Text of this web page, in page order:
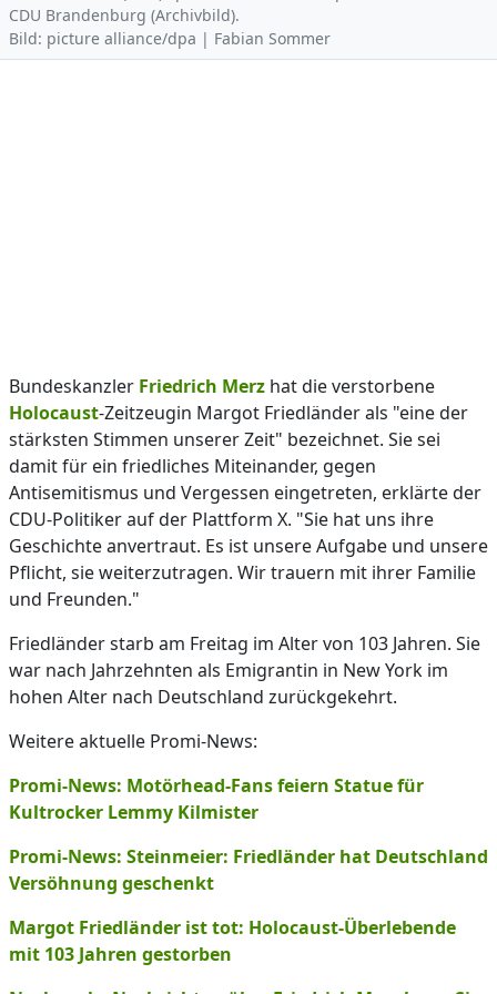
CDU Brandenburg (Archivbild).
Bild: picture alliance/dpa | Fabian Sommer
Bundeskanzler Friedrich Merz hat die verstorbene
Holocaust-Zeitzeugin Margot Friedländer als "eine der
stärksten Stimmen unserer Zeit" bezeichnet. Sie sei
damit für ein friedliches Miteinander, gegen
Antisemitismus und Vergessen eingetreten, erklärte der
CDU-Politiker auf der Plattform X. "Sie hat uns ihre
Geschichte anvertraut. Es ist unsere Aufgabe und unsere
Pflicht, sie weiterzutragen. Wir trauern mit ihrer Familie
und Freunden."
Friedländer starb am Freitag im Alter von 103 Jahren. Sie
war nach Jahrzehnten als Emigrantin in New York im
hohen Alter nach Deutschland zurückgekehrt.
Weitere aktuelle Promi-News:
Promi-News: Motörhead-Fans feiern Statue für
Kultrocker Lemmy Kilmister
Promi-News: Steinmeier: Friedländer hat Deutschland
Versöhnung geschenkt
Margot Friedländer ist tot: Holocaust-Überlebende
mit 103 Jahren gestorben